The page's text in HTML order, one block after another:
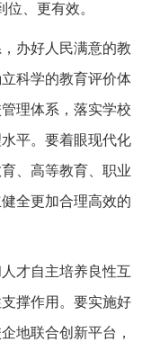
、更有效。
办好人民满意的教
科学的教育评价体
理体系，落实学校
平。要着眼现代化
、高等教育、职业
全更加合理高效的
才自主培养良性互
撑作用。要实施好
地联合创新平台，